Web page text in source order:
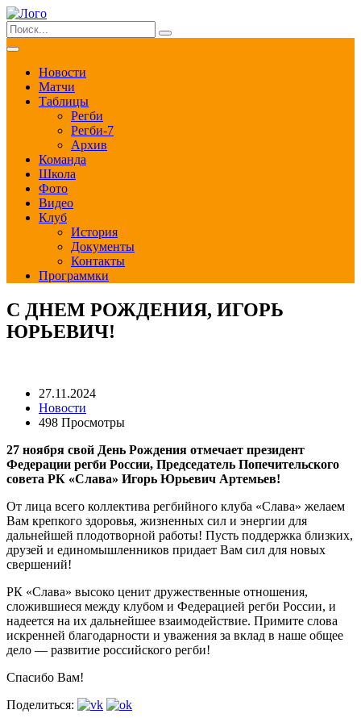
Новости
Матчи
Таблицы
Регби
Регби-7
Архив
Команда
Школа
Фото
Видео
Клуб
История
Документы
Контакты
Программки
С ДНЕМ РОЖДЕНИЯ, ИГОРЬ
ЮРЬЕВИЧ!
27.11.2024
Новости
498 Просмотры
27 ноября свой День Рождения отмечает президент
Федерации регби России, Председатель Попечительского
совета РК «Слава» Игорь Юрьевич Артемьев!
От лица всего коллектива регбийного клуба «Слава» желаем
Вам крепкого здоровья, жизненных сил и энергии для
дальнейшей плодотворной работы! Пусть поддержка близких,
друзей и единомышленников придает Вам сил для новых
свершений!
РК «Слава» высоко ценит дружественные отношения,
сложившиеся между клубом и Федерацией регби России, и
надеется на их дальнейшее взаимодействие. Примите слова
искренней благодарности и уважения за вклад в наше общее
дело — развитие российского регби!
Спасибо Вам!
Поделиться: